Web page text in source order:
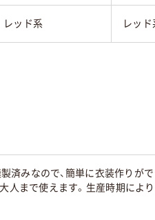
レッド系 レッド
済みなので、簡単に衣装作りが
まで使えます。生産時期によ